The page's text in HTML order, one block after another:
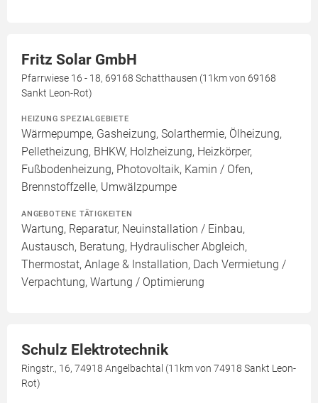
Fritz Solar GmbH
Pfarrwiese 16 - 18, 69168 Schatthausen (11km von 69168
Sankt Leon-Rot)
HEIZUNG SPEZIALGEBIETE
Wärmepumpe, Gasheizung, Solarthermie, Ölheizung,
Pelletheizung, BHKW, Holzheizung, Heizkörper,
Fußbodenheizung, Photovoltaik, Kamin / Ofen,
Brennstoffzelle, Umwälzpumpe
ANGEBOTENE TÄTIGKEITEN
Wartung, Reparatur, Neuinstallation / Einbau,
Austausch, Beratung, Hydraulischer Abgleich,
Thermostat, Anlage & Installation, Dach Vermietung /
Verpachtung, Wartung / Optimierung
Schulz Elektrotechnik
Ringstr., 16, 74918 Angelbachtal (11km von 74918 Sankt Leon-
Rot)